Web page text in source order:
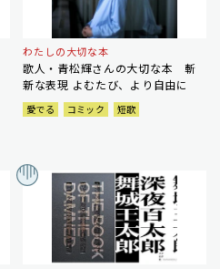
わたしの大切な本
歌人・青松輝さんの大切な本 斬
新な表現 よむたび、より自由に
愛でる コミック 短歌